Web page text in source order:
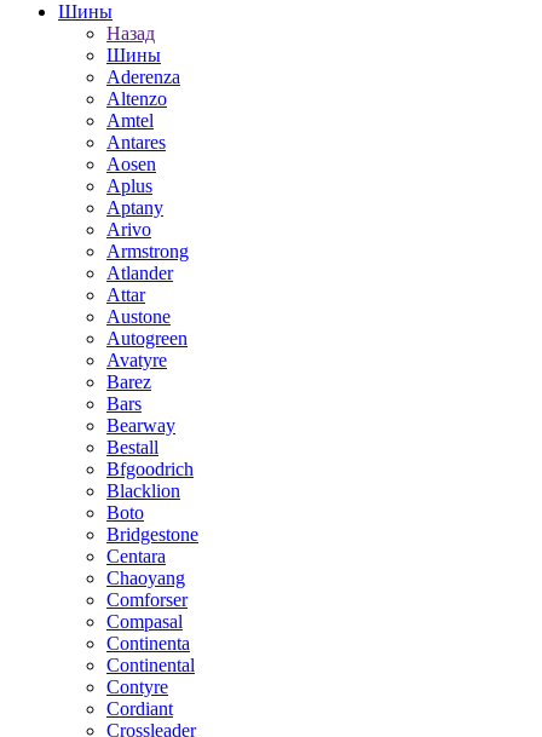
Шины
Назад
Шины
Aderenza
Altenzo
Amtel
Antares
Aosen
Aplus
Aptany
Arivo
Armstrong
Atlander
Attar
Austone
Autogreen
Avatyre
Barez
Bars
Bearway
Bestall
Bfgoodrich
Blacklion
Boto
Bridgestone
Centara
Chaoyang
Comforser
Compasal
Continenta
Continental
Contyre
Cordiant
Crossleader